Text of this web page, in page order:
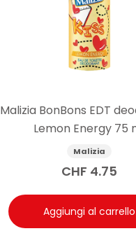
Malizia BonBons EDT
Lemon Energy 75
Malizia
CHF 4.75
Aggiungi al carrello